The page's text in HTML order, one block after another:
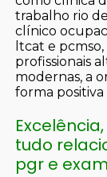
trabalho rio
clínico
ltcat e
profissionais
modernas, a
forma
tudo
pgr e